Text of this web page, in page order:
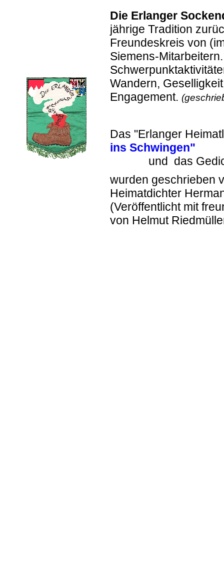
Die Erlanger
jährige Tradition
Freundeskreis von
Siemens-
Wandern,
Engagement.
Das "Erlanger
ins Schwingen"
und das
wurden geschrieben
Heimatdichter
(Veröffentlicht mit
von Helmut